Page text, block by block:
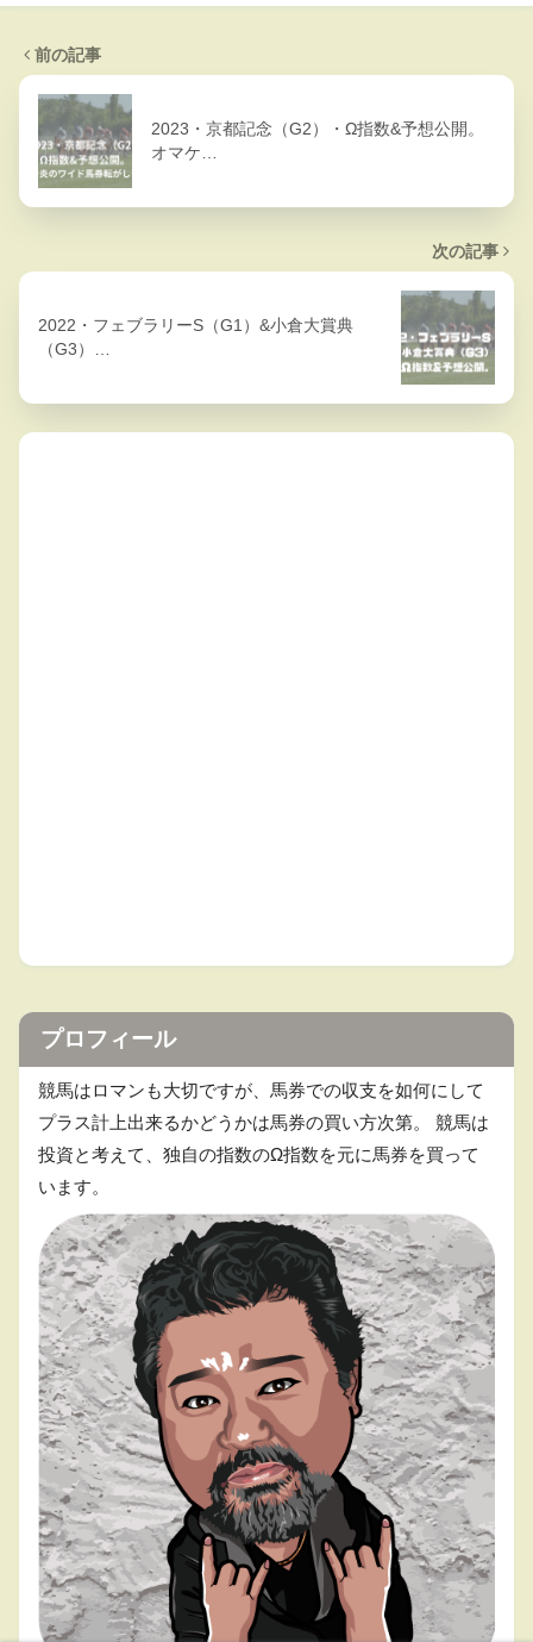
前の記事
2023・京都記念（G2）・Ω指数&予想公開。
オマケ…
次の記事
2022・フェブラリーS（G1）&小倉大賞典
（G3）…
プロフィール
競馬はロマンも大切ですが、馬券での収支を如何にして
プラス計上出来るかどうかは馬券の買い方次第。 競馬は
投資と考えて、独自の指数のΩ指数を元に馬券を買って
います。